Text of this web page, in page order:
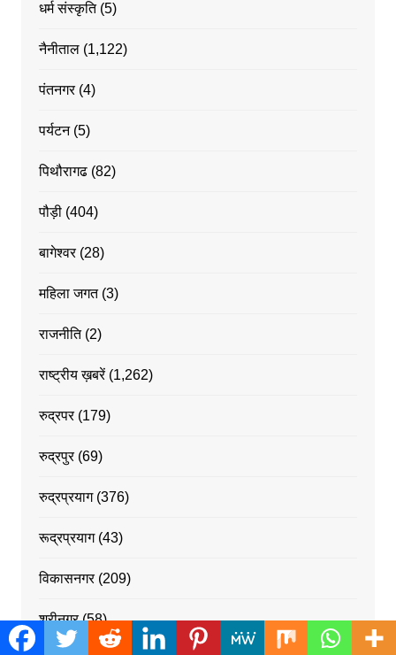
धर्म संस्कृति(5)
नैनीताल(1,122)
पंतनगर(4)
पर्यटन(5)
पिथौरागढ(82)
पौड़ी(404)
बागेश्वर(28)
महिला जगत(3)
राजनीति(2)
राष्ट्रीय ख़बरें(1,262)
रुद्रपर(179)
रुद्रपुर(69)
रुद्रप्रयाग(376)
रूद्रप्रयाग(43)
विकासनगर(209)
श्रीनगर(58)